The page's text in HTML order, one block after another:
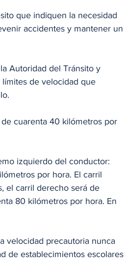
que indiquen la necesidad
accidentes y mantener un
límites de velocidad que
cuarenta 40 kilómetros por
izquierdo del conductor:
por hora. El carril
el carril derecho será de
80 kilómetros por hora. En
de establecimientos escolares